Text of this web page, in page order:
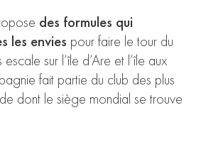
des formules qui
les envies pour faire le tour du
sur l’île d’Are et l’île aux
fait partie du club des plus
dont le siège mondial se trouve